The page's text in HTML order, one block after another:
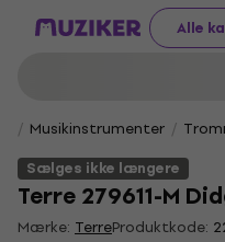
Alle
Musikinstrumenter
Sælges ikke længere
Terre 279611-M
Mærke: TerreProduktkode: